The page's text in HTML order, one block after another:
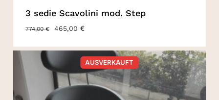
3 sedie Scavolini mod. Step
774,00€
URSPRÜNGLICHER
WAR:
774,00 €
465,00 €
IST:
465,00 €.
AUSVERKAUFT